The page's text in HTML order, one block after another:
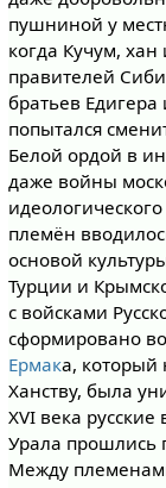
пушниной у
когда Кучум, хан
правителей
братьев Едигера
попытался
Белой ордой в
даже войны
племён
основой
Турции и
с войсками
сформировано
Ермака,
Ханству, была
XVI века
Урала прошлись
Между